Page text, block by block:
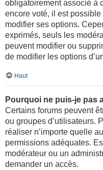
obligatoirement associé à
encore voté, il est
modifier ses options.
exprimés, seuls les
peuvent modifier ou
de modifier les options
Haut
Pourquoi ne puis-je pas
Certains forums peuvent
ou groupes d’utilisateurs.
réaliser n’importe quelle
permissions adéquates.
modérateur ou un
demander un accès.